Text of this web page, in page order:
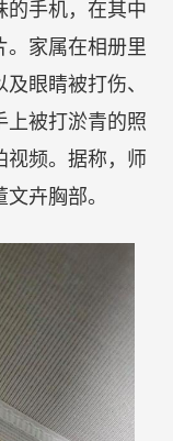
的手机，在其中
。家属在相册里
眼睛被打伤、
上被打淤青的照
视频。据称，师
卉胸部。